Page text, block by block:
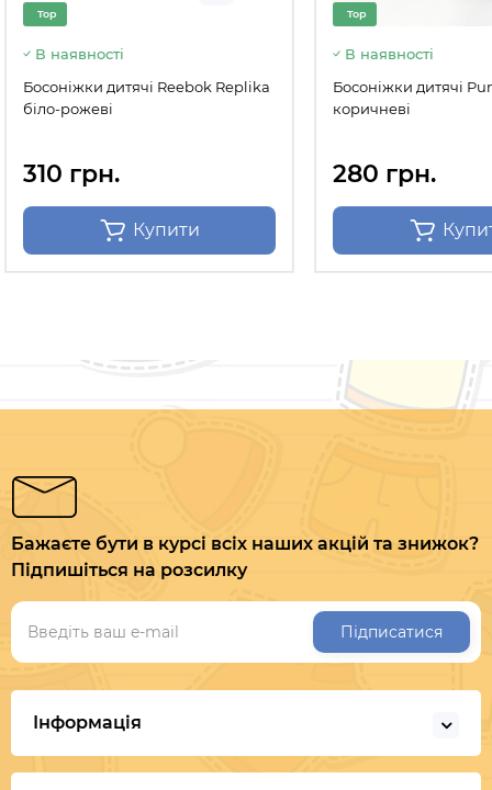
Top
В наявності
Босоніжки дитячі Reebok Replika
біло-рожеві
310 грн.
Купити
Top
В наявності
Босоніжки дитячі
коричневі
280 грн.
Бажаєте бути в курсі всіх наших акцій та знижок?
Підпишіться на розсилку
Підписатися
Інформація